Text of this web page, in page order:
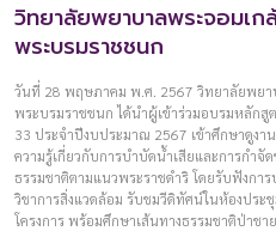
วิทยาลัยพยาบาลพระจอมเ
พระบรมราชชนก
วันที่ 28 พฤษภาคม พ.ศ. 2567 วิทยาลัยพยา
พระบรมราชชนก ได้นำผู้เข้าร่วมอบรมหลัก
33 ประจำปีงบประมาณ 2567 เข้าศึกษาดูงา
ความรู้เกี่ยวกับการบำบัดน้ำเสียและการกำจั
ธรรมชาติตามแนวพระราชดำริ โดยรับฟังก
วิชาการสิ่งแวดล้อม รับชมวีดิทัศน์ในห้องประ
โครงการ พร้อมศึกษาเส้นทางธรรมชาติป่าชา